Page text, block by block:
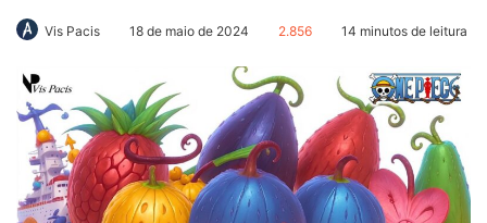
Vis Pacis 18 de maio de 2024 2.856 14 minutos de leitura